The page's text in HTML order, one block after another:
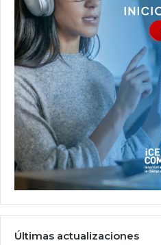
Últimas actualizaciones